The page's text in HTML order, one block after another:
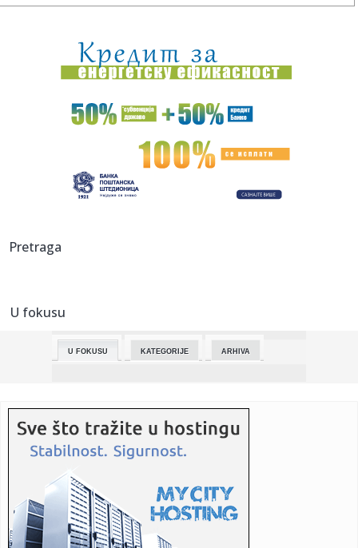
23:23:Dizajner iz Bosne imenovan šefom dizajna McLarena
23:21:ČUKARIČKI MENJA DNK: Jakšić donosi revoluciju – „Želim d...
Potop u Dominikanskoj Republici: Troje mrtvih, 30.000 ljudi
22:59:Stanivuković: Tražili smo dogovor oko TV debate, a dobili
22:59:
22:59: Ova stvar na čarapi najbolje tjera krpelje
22:59:Srpkinja se udala za milijardera: Pokazala kako se slavi
Uskrs u ...
22:59:Petar Mađar će izručiti Nikolu Gruevskog?
22:59:Trudnica iz BiH povrijeđena u opštoj tuči u rimskom metrou
Pretraga
U fokusu
U FOKUSU KATEGORIJE ARHIVA